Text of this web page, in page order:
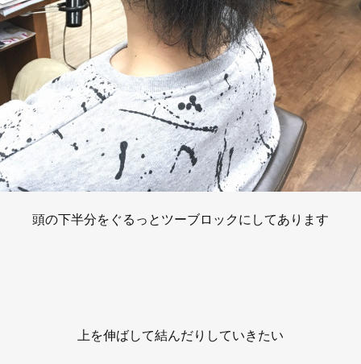
頭の下半分をぐるっとツーブロックにしてあります
上を伸ばして結んだりしていきたい